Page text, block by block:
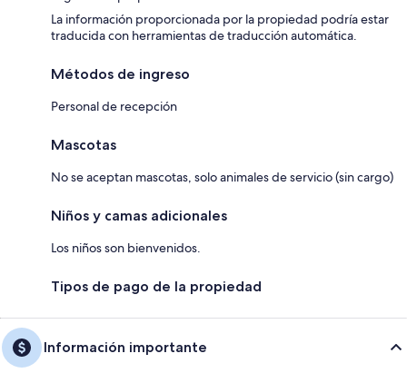
La información proporcionada por la propiedad podría estar
traducida con herramientas de traducción automática.
Métodos de ingreso
Personal de recepción
Mascotas
No se aceptan mascotas, solo animales de servicio (sin cargo)
Niños y camas adicionales
Los niños son bienvenidos.
Tipos de pago de la propiedad
Información importante